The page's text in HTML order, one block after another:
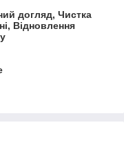
догляд, Чистка
Відновлення